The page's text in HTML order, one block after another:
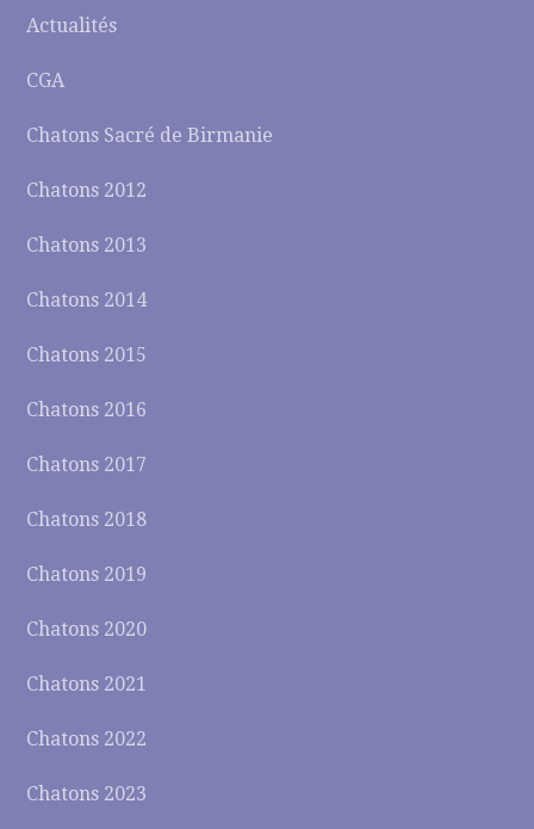
Actualités
CGA
Chatons Sacré de Birmanie
Chatons 2012
Chatons 2013
Chatons 2014
Chatons 2015
Chatons 2016
Chatons 2017
Chatons 2018
Chatons 2019
Chatons 2020
Chatons 2021
Chatons 2022
Chatons 2023